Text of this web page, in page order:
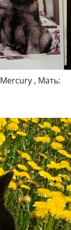
Mercury , Мать: